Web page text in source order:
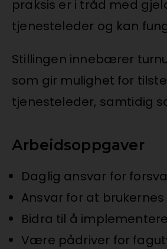
praksis er i tråd med
tjenesteleder og kan
Stillingen innebærer
som gir mulighet for
tjenesteleder, samtidig
Arbeidsoppgaver
Daglig ansvar for
Ansvar for at
Bidra til å
Være pådriver for